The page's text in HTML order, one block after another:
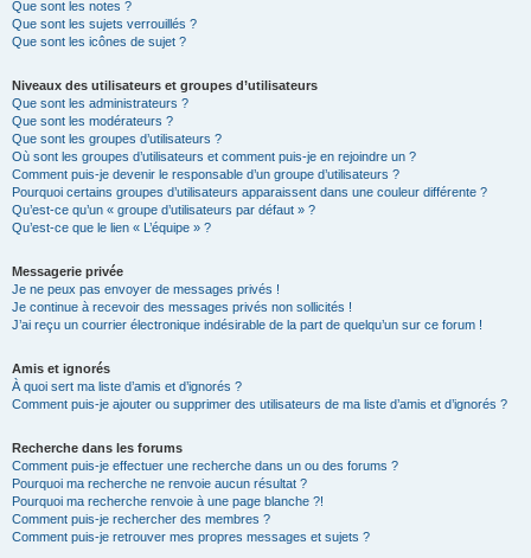
Que sont les notes ?
Que sont les sujets verrouillés ?
Que sont les icônes de sujet ?
Niveaux des utilisateurs et groupes d’utilisateurs
Que sont les administrateurs ?
Que sont les modérateurs ?
Que sont les groupes d’utilisateurs ?
Où sont les groupes d’utilisateurs et comment puis-je en rejoindre un ?
Comment puis-je devenir le responsable d’un groupe d’utilisateurs ?
Pourquoi certains groupes d’utilisateurs apparaissent dans une couleur différente ?
Qu’est-ce qu’un « groupe d’utilisateurs par défaut » ?
Qu’est-ce que le lien « L’équipe » ?
Messagerie privée
Je ne peux pas envoyer de messages privés !
Je continue à recevoir des messages privés non sollicités !
J’ai reçu un courrier électronique indésirable de la part de quelqu’un sur ce forum !
Amis et ignorés
À quoi sert ma liste d’amis et d’ignorés ?
Comment puis-je ajouter ou supprimer des utilisateurs de ma liste d’amis et d’ignorés ?
Recherche dans les forums
Comment puis-je effectuer une recherche dans un ou des forums ?
Pourquoi ma recherche ne renvoie aucun résultat ?
Pourquoi ma recherche renvoie à une page blanche ?!
Comment puis-je rechercher des membres ?
Comment puis-je retrouver mes propres messages et sujets ?